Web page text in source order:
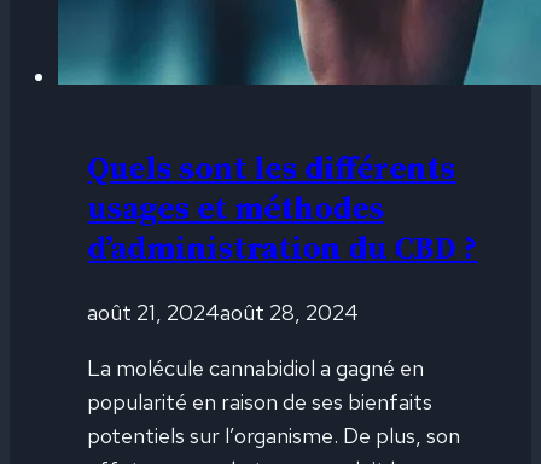
Quels sont les différents
usages et méthodes
d’administration du CBD ?
août 21, 2024août 28, 2024
La molécule cannabidiol a gagné en
popularité en raison de ses bienfaits
potentiels sur l’organisme. De plus, son